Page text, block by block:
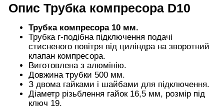
Опис Трубка компресора D10
Трубка компресора 10 мм.
Трубка г-подібна підключення подачі
стисненого повітря від циліндра на зворотний
клапан компресора.
Виготовлена з алюмінію.
Довжина трубки 500 мм.
З двома гайками і шайбами для підключення.
Діаметр різьблення гайок 16,5 мм, розмір під
ключ 19.